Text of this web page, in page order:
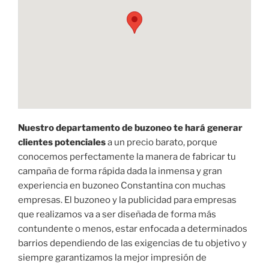
Nuestro departamento de buzoneo te hará generar
clientes potencialesa un precio barato, porque
conocemos perfectamente la manera de fabricar tu
campaña de forma rápida dada la inmensa y gran
experiencia en buzoneo Constantina con muchas
empresas. El buzoneo y la publicidad para empresas
que realizamos va a ser diseñada de forma más
contundente o menos, estar enfocada a determinados
barrios dependiendo de las exigencias de tu objetivo y
siempre garantizamos la mejor impresión de